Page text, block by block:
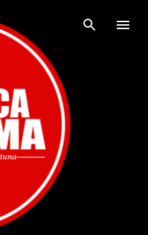
principal